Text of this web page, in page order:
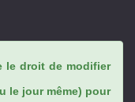
le droit de modifier
le jour même) pour